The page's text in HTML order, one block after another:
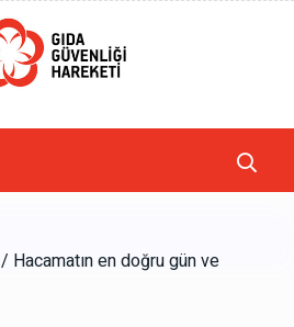
/ Hacamatın en doğru gün ve